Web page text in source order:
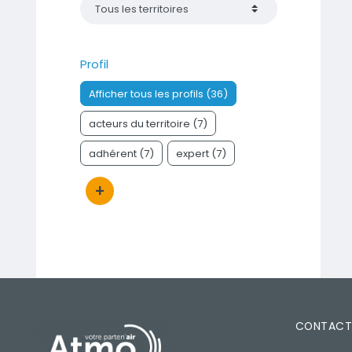
Profil
Afficher tous les profils (36)
acteurs du territoire (7)
adhérent (7)
expert (7)
+
Bouton d'actions
PIED DE PAGE CONTACT